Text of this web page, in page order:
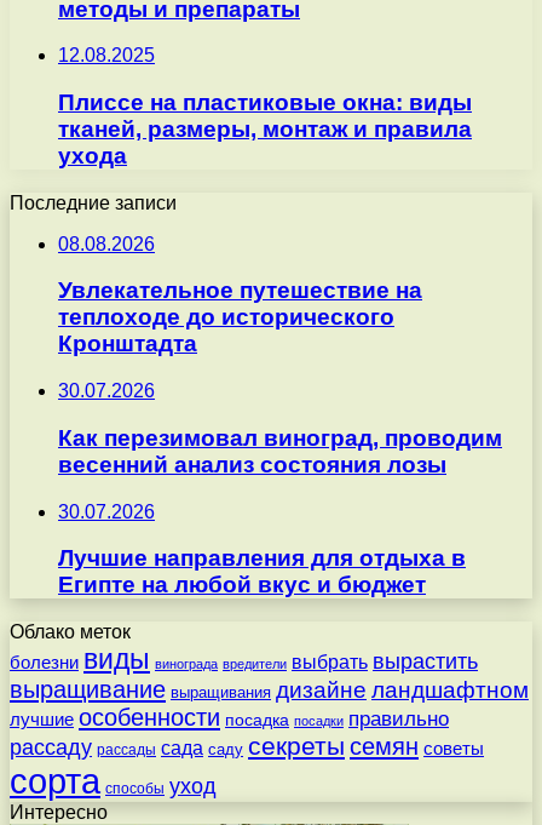
методы и препараты
12.08.2025
Плиссе на пластиковые окна: виды
тканей, размеры, монтаж и правила
ухода
Последние записи
08.08.2026
Увлекательное путешествие на
теплоходе до исторического
Кронштадта
30.07.2026
Как перезимовал виноград, проводим
весенний анализ состояния лозы
30.07.2026
Лучшие направления для отдыха в
Египте на любой вкус и бюджет
Облако меток
болезни виды винограда вредители выбрать вырастить
выращивание выращивания дизайне ландшафтном
лучшие особенности посадка посадки правильно
рассаду рассады сада саду секреты семян советы
сорта способы уход
Интересно